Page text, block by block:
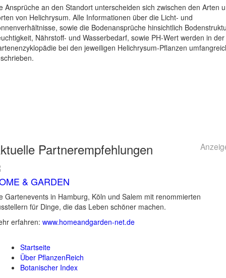
Ansprüche an den Standort unterscheiden sich zwischen den Arten
von Helichrysum. Alle Informationen über die Licht- und
sowie die Bodenansprüche hinsichtlich
Nährstoff- und Wasserbedarf, sowie PH-Wert werden in der
bei den jeweiligen Helichrysum-Pflanzen
Partnerempfehlungen
& GARDEN
Gartenevents in Hamburg, Köln und Salem mit renommierten
für Dinge, die das Leben schöner machen.
erfahren: www.homeandgarden-net.de
Startseite
Über PflanzenReich
Botanischer Index